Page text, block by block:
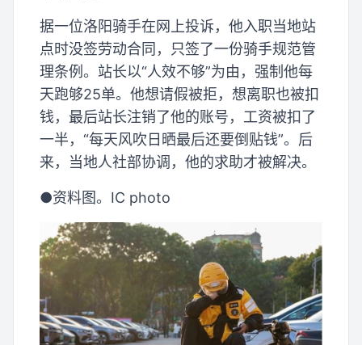
据一位洛阳骑手在网上投诉，他入职当地站
点时没签劳动合同，只签了一份骑手规范管
理条例。站长以“人效不够”为由，强制他每
天跑够25单。他想请假被拒，想离职也被扣
钱，最后站长注销了他的账号，工资被扣了
一半，“每天风吹日晒最后还要倒贴钱”。后
来，当地人社部协调，他的求助才被解决。
●资料图。IC photo